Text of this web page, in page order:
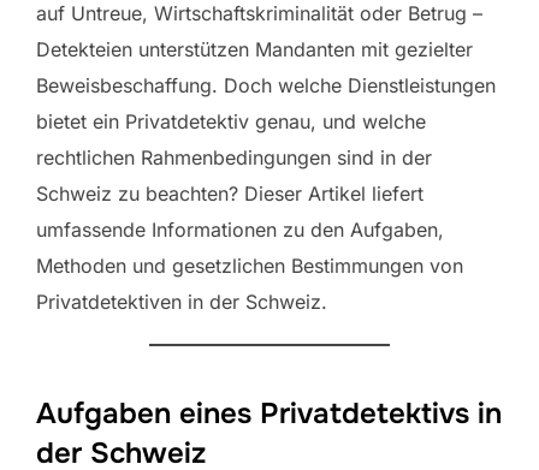
auf Untreue, Wirtschaftskriminalität oder Betrug –
Detekteien unterstützen Mandanten mit gezielter
Beweisbeschaffung. Doch welche Dienstleistungen
bietet ein Privatdetektiv genau, und welche
rechtlichen Rahmenbedingungen sind in der
Schweiz zu beachten? Dieser Artikel liefert
umfassende Informationen zu den Aufgaben,
Methoden und gesetzlichen Bestimmungen von
Privatdetektiven in der Schweiz.
Aufgaben eines Privatdetektivs in
der Schweiz